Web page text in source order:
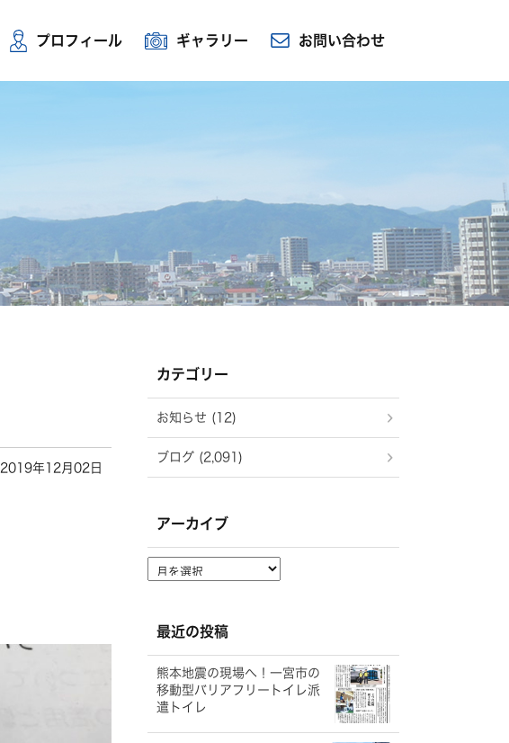
プロフィール ギャラリー お問い合わせ
2019年12月02日
カテゴリー
お知らせ (12)
ブログ (2,091)
アーカイブ
ア
ー
ブ
最近の投稿
熊本地震の現場へ！一宮市の
移動型バリアフリートイレ派
遣トイレ